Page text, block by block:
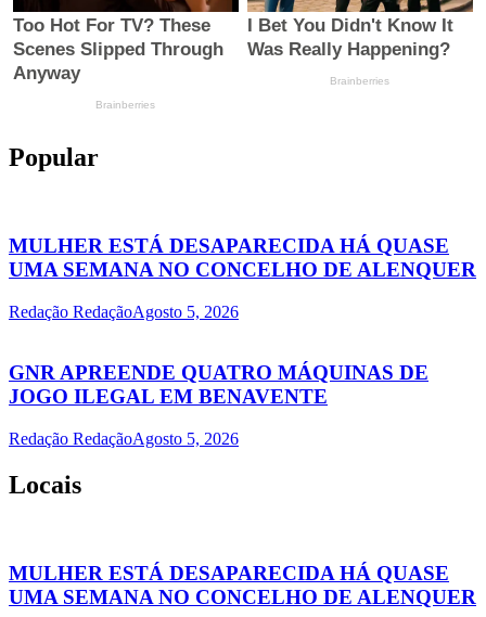
Popular
MULHER ESTÁ DESAPARECIDA HÁ QUASE
UMA SEMANA NO CONCELHO DE ALENQUER
Redação RedaçãoAgosto 5, 2026
GNR APREENDE QUATRO MÁQUINAS DE
JOGO ILEGAL EM BENAVENTE
Redação RedaçãoAgosto 5, 2026
Locais
MULHER ESTÁ DESAPARECIDA HÁ QUASE
UMA SEMANA NO CONCELHO DE ALENQUER